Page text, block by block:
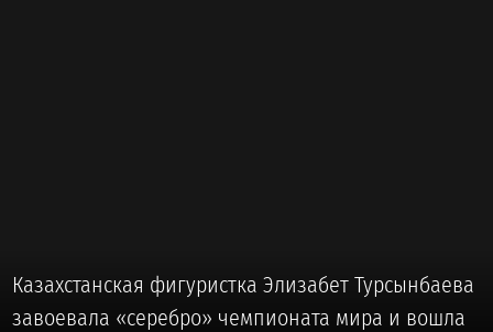
Казахстанская фигуристка Элизабет Турсынбаева
завоевала «серебро» чемпионата мира и вошла